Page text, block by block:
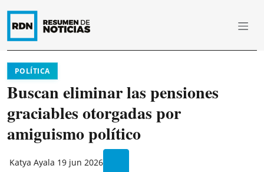
POLÍTICA
Buscan eliminar las pensiones
graciables otorgadas por
amiguismo político
Katya Ayala 19 jun 2026